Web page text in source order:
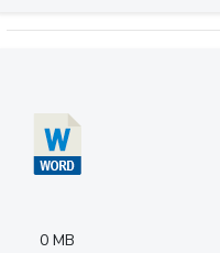
0 MB